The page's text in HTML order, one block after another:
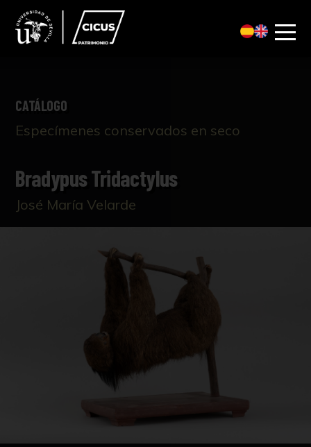
CATÁLOGO
Especímenes conservados en seco
Bradypus Tridactylus
José María Velarde